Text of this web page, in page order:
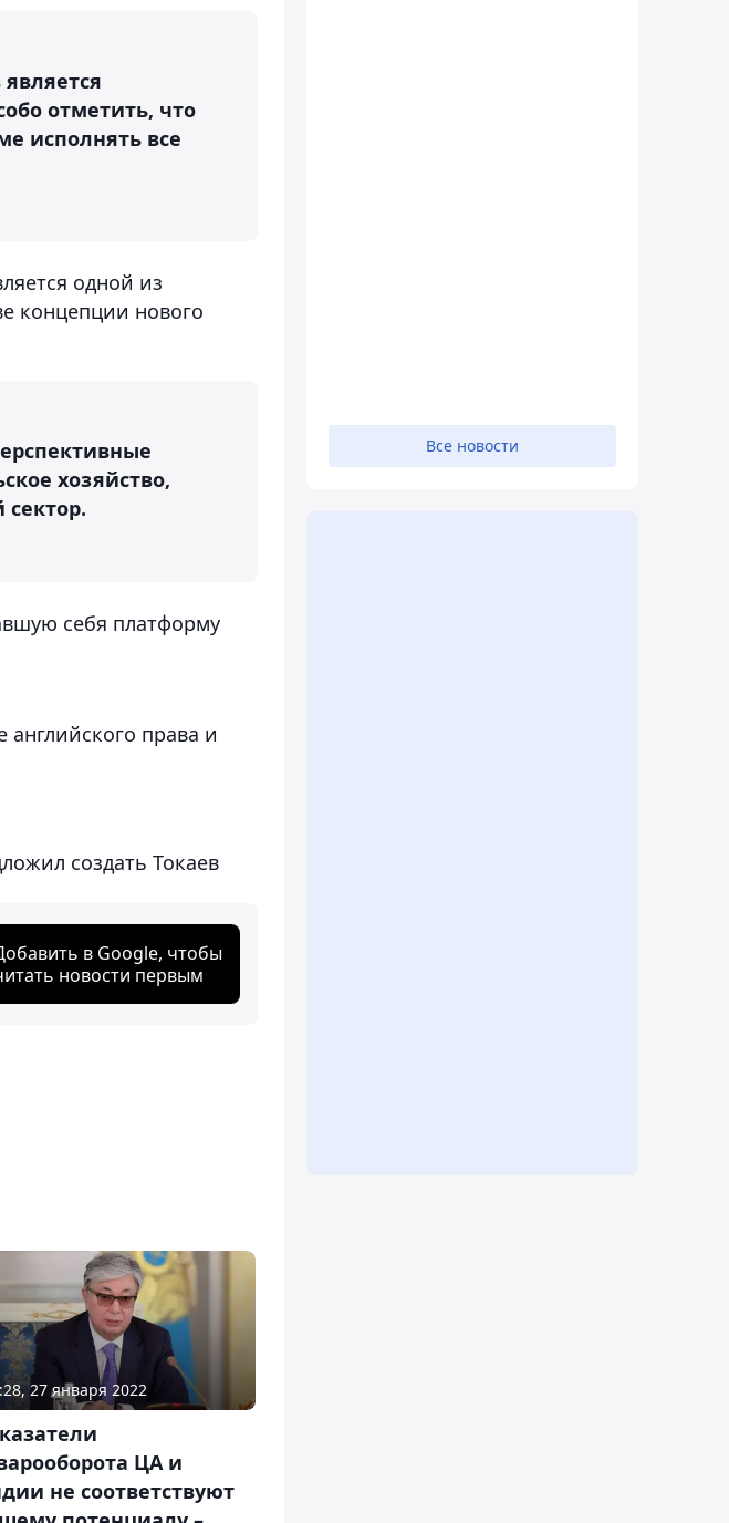
отметить, что
исполнять все
одной из
концепции нового
хозяйство,
себя платформу
английского права и
создать Токаев
в Google, чтобы
новости первым
27 января 2022
ЦА и
не соответствуют
Все новости